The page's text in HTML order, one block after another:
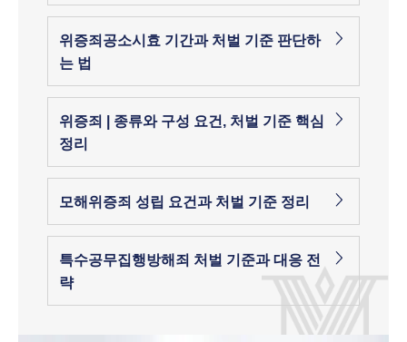
위증죄공소시효 기간과 처벌 기준 판단하
는 법
위증죄 | 종류와 구성 요건, 처벌 기준 핵심
정리
모해위증죄 성립 요건과 처벌 기준 정리
특수공무집행방해죄 처벌 기준과 대응 전
략